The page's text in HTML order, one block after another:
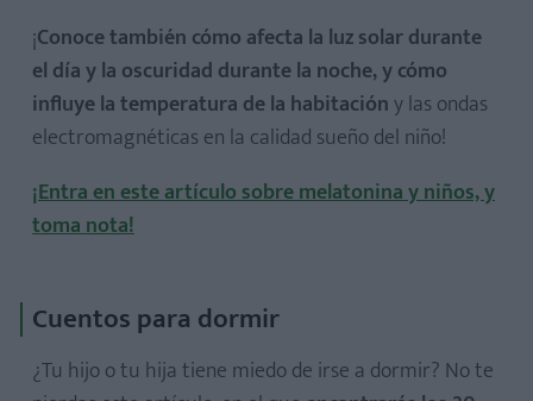
¡Conoce también cómo afecta la luz solar durante
el día y la oscuridad durante la noche, y cómo
influye la temperatura de la habitacióny las ondas
electromagnéticas en la calidad sueño del niño!
¡Entra en este artículo sobre melatonina y niños, y
toma nota!
Cuentos para dormir
¿Tu hijo o tu hija tiene miedo de irse a dormir? No te